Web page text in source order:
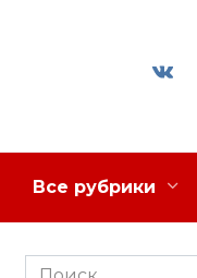
Все рубрики
Search